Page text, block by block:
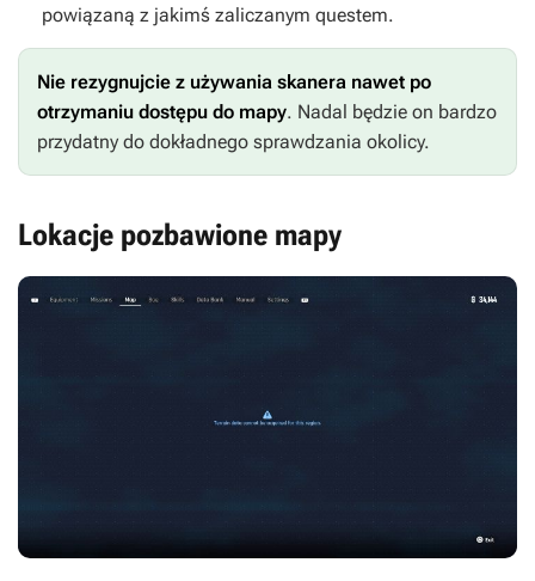
powiązaną z jakimś zaliczanym questem.
Nie rezygnujcie z używania skanera nawet po
otrzymaniu dostępu do mapy. Nadal będzie on bardzo
przydatny do dokładnego sprawdzania okolicy.
Lokacje pozbawione mapy